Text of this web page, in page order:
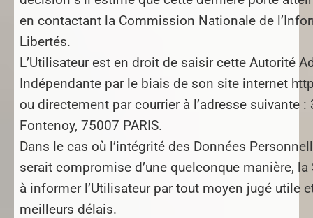
en contactant la Commission Nationale de
Libertés.
L’Utilisateur est en droit de saisir cette Autorité
Indépendante par le biais de son site internet
ou directement par courrier à l’adresse suivante :
Fontenoy, 75007 PARIS.
Dans le cas où l’intégrité des Données
serait compromise d’une quelconque manière, la
à informer l’Utilisateur par tout moyen jugé utile
meilleurs délais.